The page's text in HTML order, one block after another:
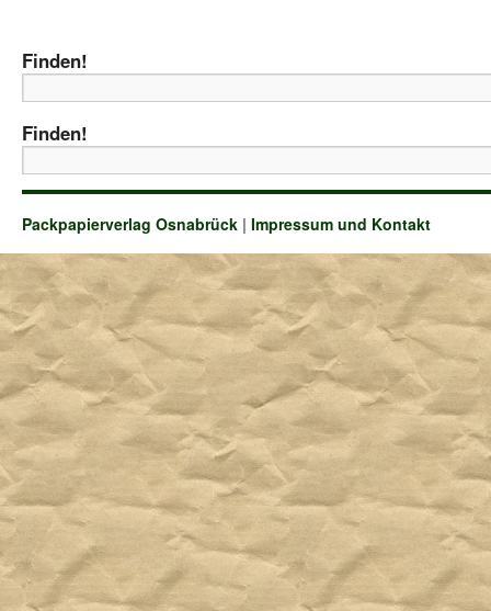
Finden!
Finden!
Packpapierverlag Osnabrück | Impressum und Kontakt